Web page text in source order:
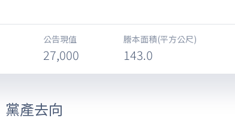
公告現值
27,000
謄本面積(平方公尺)
143.0
黨產去向